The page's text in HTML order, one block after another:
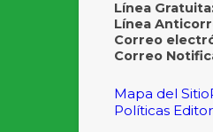
Línea
Línea
Correo
Correo
Mapa del Sitio
Políticas